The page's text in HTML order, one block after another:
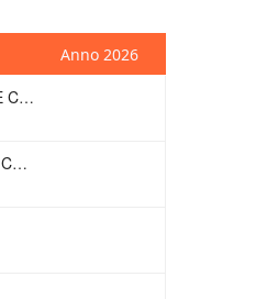
Anno 2026
Sal Da Vinci – Rossetto E Caffè
Cesare Cremonini – Ora Che Non Ho Più Te